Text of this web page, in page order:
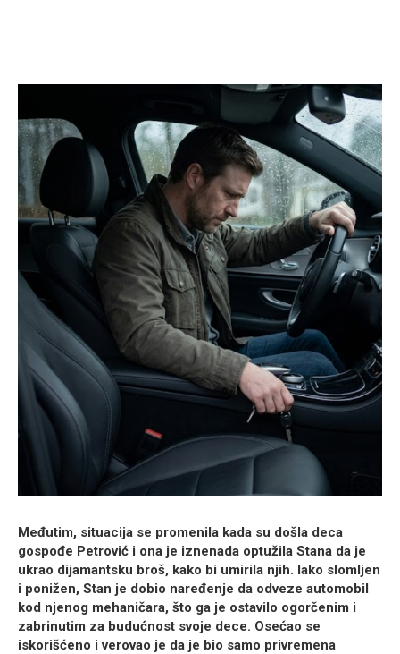
Međutim, situacija se promenila kada su došla deca
gospođe Petrović i ona je iznenada optužila Stana da je
ukrao dijamantsku broš, kako bi umirila njih. Iako slomljen
i ponižen, Stan je dobio naređenje da odveze automobil
kod njenog mehaničara, što ga je ostavilo ogorčenim i
zabrinutim za budućnost svoje dece. Osećao se
iskorišćeno i verovao je da je bio samo privremena